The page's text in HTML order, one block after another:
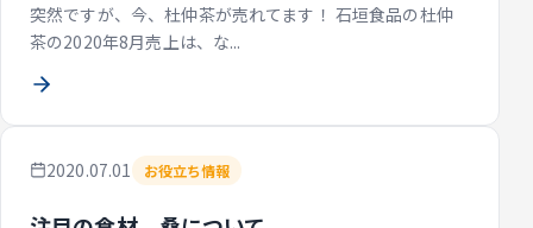
突然ですが、今、杜仲茶が売れてます！ 石垣食品の杜仲
茶の2020年8月売上は、な...
2020.07.01 お役立ち情報